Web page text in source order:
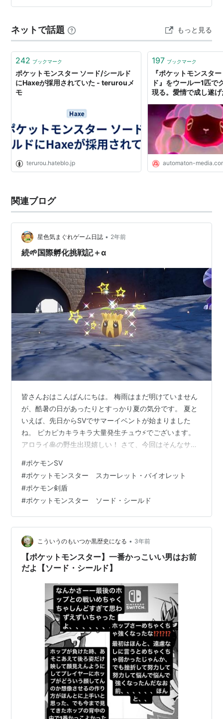
てHPやワザ、特性がより強力になるが、きぜつすると相
したポケモンが描かれている。 アメイジングレア アメイ
ジングレアのカードは、強…
ネットで話題 もっと見る
242 ブックマーク
ポケットモンスター ソード/シールド
にHaxeが採用されていた - terurouメ
モ
terurou.hateblo.jp
197 ブックマーク
『ポケットモンスタ
ド』をウールー1匹で
現る。愛情で成し遂
automaton-
関連ブログ
星色気まぐれゲーム日誌 • 2年前
続‪🌱‬国際孵化挑戦記＋α
皆さんおはこんばんにちは。 梅雨はまだ明けていません
が、酷暑の日があったりとすっかり夏の気分です。 夏と
いえば、先日からSVでサマーイベントが始まりました
ね。 ピカピカキラキラ大量発生チュウ⚡でございます。
アロライ🥞の野生出現嬉しい！ さて、今回はそんなサマ
事の最後に触れていた2匹目の色違いヒマナッツと剣盾を
用いた色違いナマコブシの国際孵化の結果発表回となり
ます。 hoshi-dachi3.hatenadiary.jp というのも、サマー
イベントのピカ族大量発生は色違いが出やすくなってい
るのもあって特に苦戦することもなく全種の色違いをゲ
ット出…
#ポケモンSV
#ポケットモンスター スカーレット・バイオレット
#ポケモン剣盾
#ポケットモンスター ソード・シールド
こういうのもいつか黒歴史になる • 3年前
【ポケットモンスター】一番かっこいい男はお前
だよ【ソード・シールド】